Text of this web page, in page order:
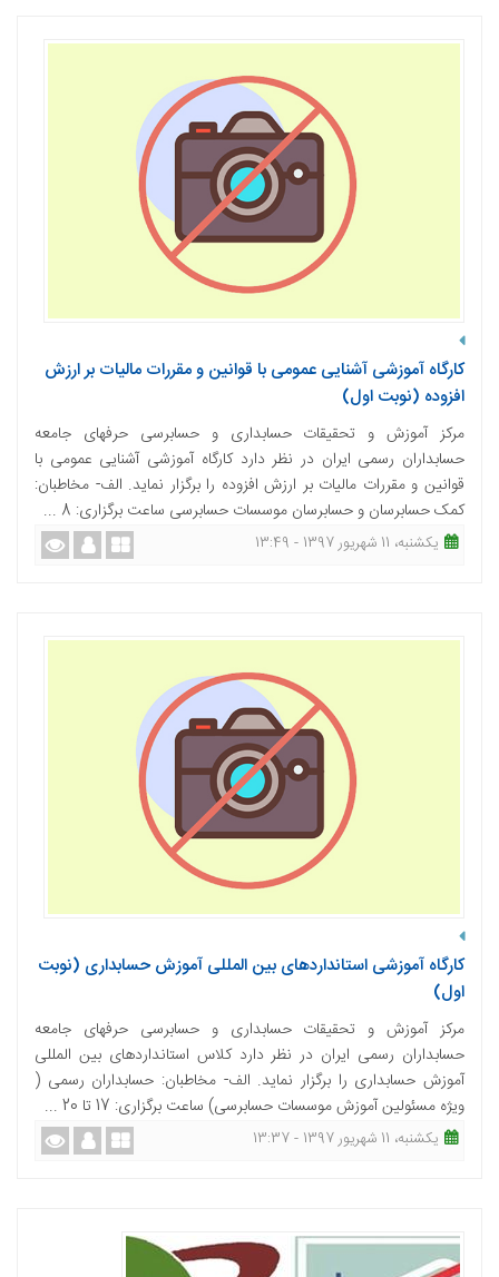
کارگاه آموزشی آشنایی عمومی با قوانین و مقررات مالیات بر ارزش
افزوده (نوبت اول)
مرکز آموزش و تحقیقات حسابداری و حسابرسی حرفه­ای جامعه
حسابداران رسمی ایران در نظر دارد کارگاه آموزشی آشنایی عمومی با
قوانین و مقررات مالیات بر ارزش افزوده را برگزار نماید. الف- مخاطبان:
کمک حسابرسان و حسابرسان موسسات حسابرسی ساعت برگزاری: 8 ...
یکشنبه، 11 شهریور 1397 - 13:49
کارگاه آموزشی استانداردهای بین المللی آموزش حسابداری (نوبت
اول)
مرکز آموزش و تحقیقات حسابداری و حسابرسی حرفه­ای جامعه
حسابداران رسمی ایران در نظر دارد کلاس استانداردهای بین المللی
آموزش حسابداری را برگزار نماید. الف- مخاطبان: حسابداران رسمی (
ویژه مسئولین آموزش موسسات حسابرسی) ساعت برگزاری: 17 تا 20 ...
یکشنبه، 11 شهریور 1397 - 13:37